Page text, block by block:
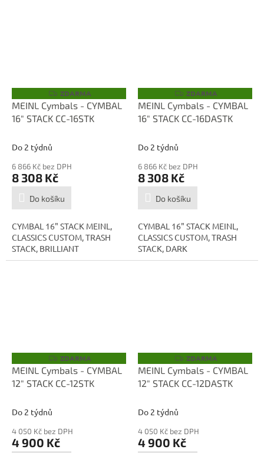
Z
D
A
R
ZDARMA
MEINL Cymbals - CYMBAL
16" STACK CC-16STK
Do 2 týdnů
6 866 Kč bez DPH
8 308 Kč
Do košíku
CYMBAL 16" STACK MEINL,
CLASSICS CUSTOM, TRASH
STACK, BRILLIANT
Z
D
A
R
ZDARMA
MEINL Cymbals - CYMBAL
16" STACK CC-16DASTK
Do 2 týdnů
6 866 Kč bez DPH
8 308 Kč
Do košíku
CYMBAL 16" STACK MEINL,
CLASSICS CUSTOM, TRASH
STACK, DARK
Z
D
A
R
ZDARMA
MEINL Cymbals - CYMBAL
12" STACK CC-12STK
Do 2 týdnů
4 050 Kč bez DPH
4 900 Kč
Z
D
A
R
ZDARMA
MEINL Cymbals - CYMBAL
12" STACK CC-12DASTK
Do 2 týdnů
4 050 Kč bez DPH
4 900 Kč